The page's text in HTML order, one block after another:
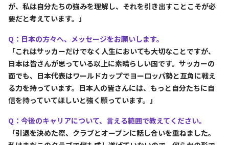
が、私は自分たちの強みを理解し、それを引き出すことこそが必
要だと考えています。」
Q：日本の方々へ、メッセージをお願いします。
「これはサッカーだけでなく人生においても大切なことですが、
日本は皆さんが思っている以上に素晴らしい国です。サッカーの
面でも、日本代表はワールドカップでヨーロッパ勢と互角に戦え
る力を持っています。日本人の皆さんには、もっと自分たちに自
信を持っていてほしいと強く願っています。」
Q：今後のキャリアについて、言える範囲で教えてください。
「引退を決めた際、クラブとオープンに話し合いを重ねました。